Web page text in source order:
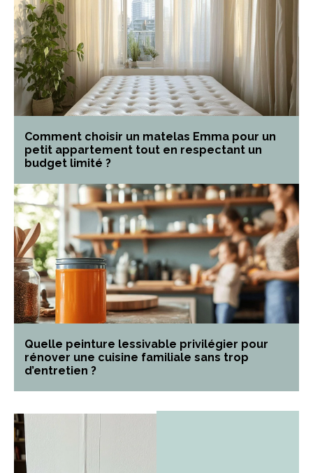
Comment choisir un matelas Emma pour un
petit appartement tout en respectant un
budget limité ?
Quelle peinture lessivable privilégier pour
rénover une cuisine familiale sans trop
d’entretien ?